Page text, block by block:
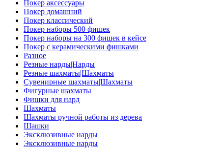
Покер аксессуары
Покер домашний
Покер классический
Покер наборы 500 фишек
Покер наборы на 300 фишек в кейсе
Покер с керамическими фишками
Разное
Резные нарды|Нарды
Резные шахматы|Шахматы
Сувенирные шахматы|Шахматы
Фигурные шахматы
Фишки для нард
Шахматы
Шахматы ручной работы из дерева
Шашки
Эксклюзивные нарды
Эксклюзивные нарды